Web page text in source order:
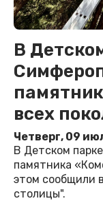
В
всех
Четверг, 09
В Детском
памятника
этом сообщили
столицы".